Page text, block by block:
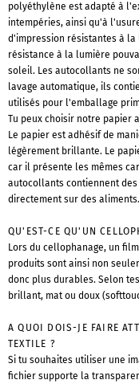
polyéthylène est adapté à
intempéries, ainsi qu'à
d'impression résistantes à
résistance à la lumière
soleil. Les autocollants ne
lavage automatique, ils
utilisés pour l'emballage
Tu peux choisir notre papier
Le papier est adhésif de
légèrement brillante. Le
car il présente les mêmes
autocollants contiennent
directement sur des aliments.
QU'EST-CE QU'UN
Lors du cellophanage, un
produits sont ainsi non
donc plus durables. Selon
brillant, mat ou doux
A QUOI DOIS-JE FAIRE
TEXTILE ?
Si tu souhaites utiliser une
fichier supporte la